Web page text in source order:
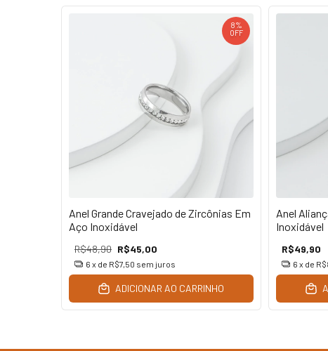
8%
OFF
Anel Grande Cravejado de Zircônias Em
Aço Inoxidável
R$48,90 R$45,00
6 x de R$7,50 sem juros
ADICIONAR AO CARRINHO
Anel
Inoxidável
R$49,90
6 x de